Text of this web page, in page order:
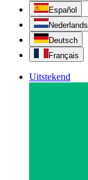
Español
Nederlands
Deutsch
Français
Uitstekend